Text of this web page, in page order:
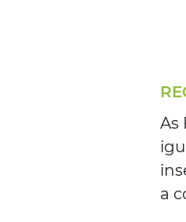
As
a